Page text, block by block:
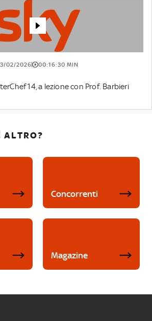
02/2026 00:16:30 MIN
14, a lezione con Prof. Barbieri
ALTRO?
Concorrenti
Magazine